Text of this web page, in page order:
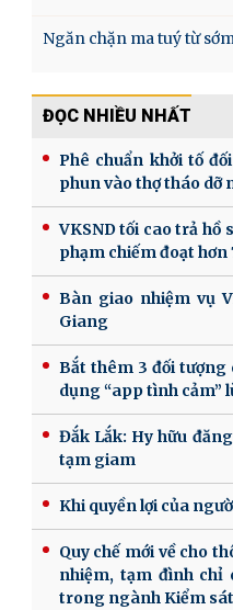
Ngăn chặn ma tuý từ
ĐỌC NHIỀU NHẤT
Phê chuẩn khởi tố
phun vào thợ tháo dỡ
VKSND tối cao trả hồ
phạm chiếm đoạt
Bàn giao nhiệm vụ
Giang
Bắt thêm 3 đối
dụng “app tình cảm”
Đắk Lắk: Hy hữu
tạm giam
Khi quyền lợi của
Quy chế mới về cho
nhiệm, tạm đình chỉ
trong ngành Kiểm